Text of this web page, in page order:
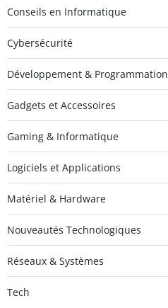
Conseils en Informatique
Cybersécurité
Développement & Programmation
Gadgets et Accessoires
Gaming & Informatique
Logiciels et Applications
Matériel & Hardware
Nouveautés Technologiques
Réseaux & Systèmes
Tech